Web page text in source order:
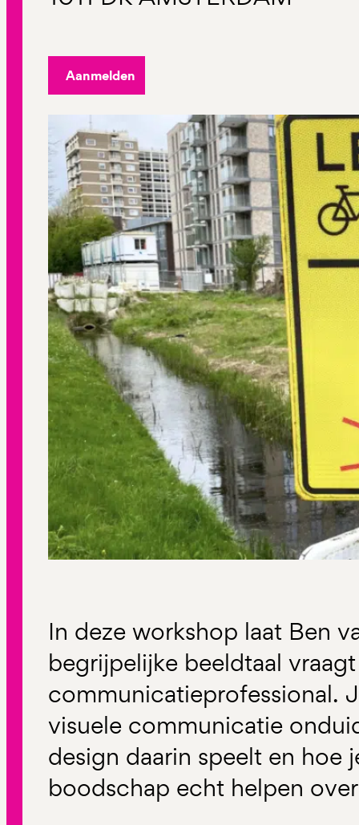
Aanmelden
In deze workshop laat Ben
begrijpelijke beeldtaal
communicatieprofessional.
visuele communicatie
design daarin speelt en hoe
boodschap echt helpen